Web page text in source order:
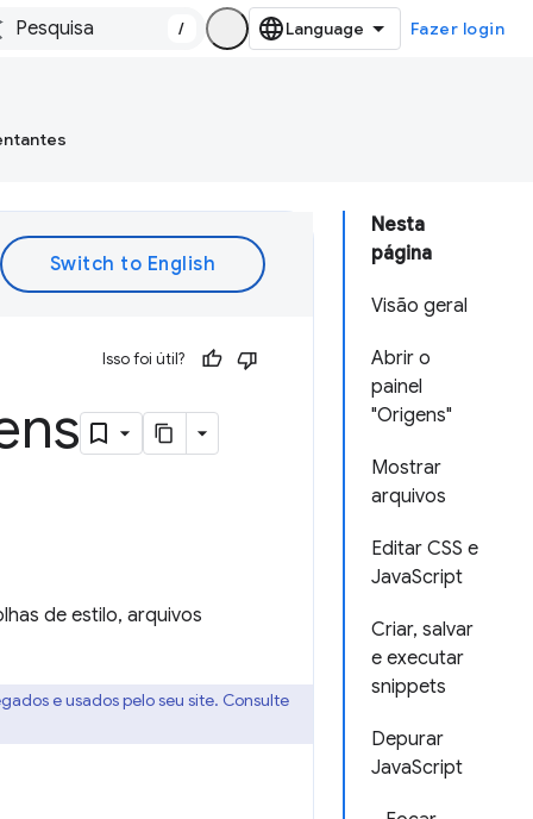
/ Fazer login
Nesta
página
Visão geral
Abrir o
painel
"Origens"
Mostrar
arquivos
Editar CSS e
JavaScript
Criar, salvar
e executar
snippets
Depurar
JavaScript
Isso foi útil?
de estilo, arquivos
e usados pelo seu site. Consulte